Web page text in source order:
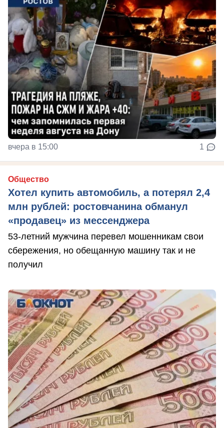
вчера в 15:00 1
Общество
Хотел купить автомобиль, а потерял 2,4
млн рублей: ростовчанина обманул
«продавец» из мессенджера
53-летний мужчина перевел мошенникам свои
сбережения, но обещанную машину так и не
получил